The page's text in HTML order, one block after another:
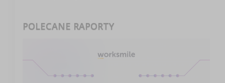
POLECANE RAPORTY